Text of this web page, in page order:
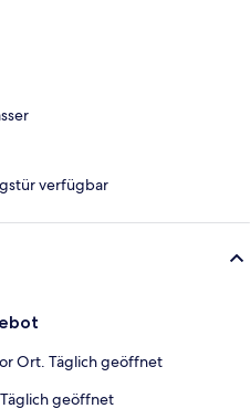
verfügbar
Ort. Täglich geöffnet
geöffnet